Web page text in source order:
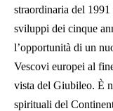
straordinaria del
sviluppi dei cinque
l’opportunità di un
Vescovi europei al
vista del Giubileo. È
spirituali del